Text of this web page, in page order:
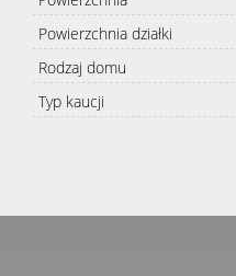
Powierzchnia działki
Rodzaj domu
Typ kaucji